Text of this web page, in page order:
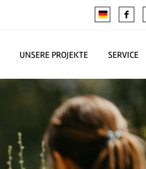
UNSERE PROJEKTE SERVICE